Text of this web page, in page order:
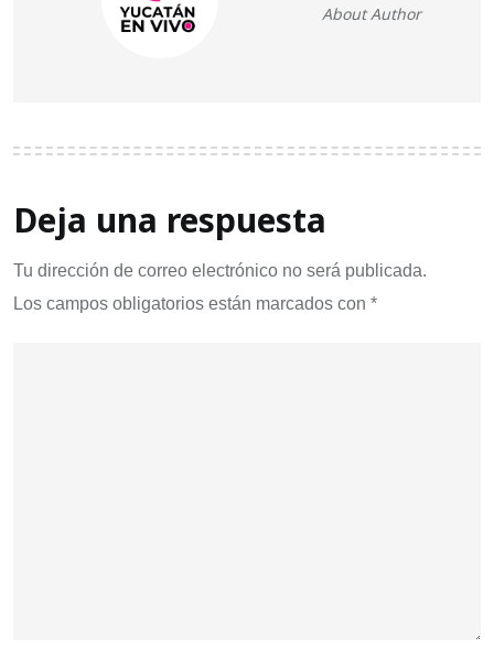
About Author
Deja una respuesta
Tu dirección de correo electrónico no será publicada.
Los campos obligatorios están marcados con *